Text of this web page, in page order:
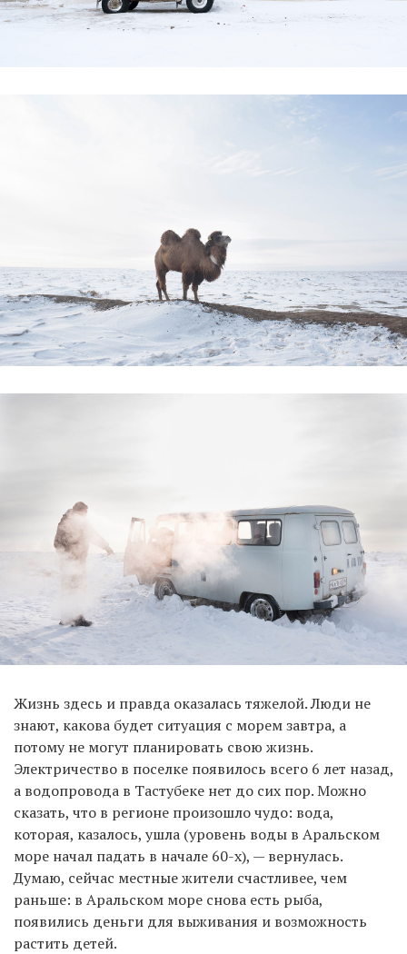
Жизнь здесь и правда оказалась тяжелой. Люди не
знают, какова будет ситуация с морем завтра, а
потому не могут планировать свою жизнь.
Электричество в поселке появилось всего 6 лет назад,
а водопровода в Тастубеке нет до сих пор. Можно
сказать, что в регионе произошло чудо: вода,
которая, казалось, ушла (уровень воды в Аральском
море начал падать в начале 60-х), — вернулась.
Думаю, сейчас местные жители счастливее, чем
раньше: в Аральском море снова есть рыба,
появились деньги для выживания и возможность
растить детей.